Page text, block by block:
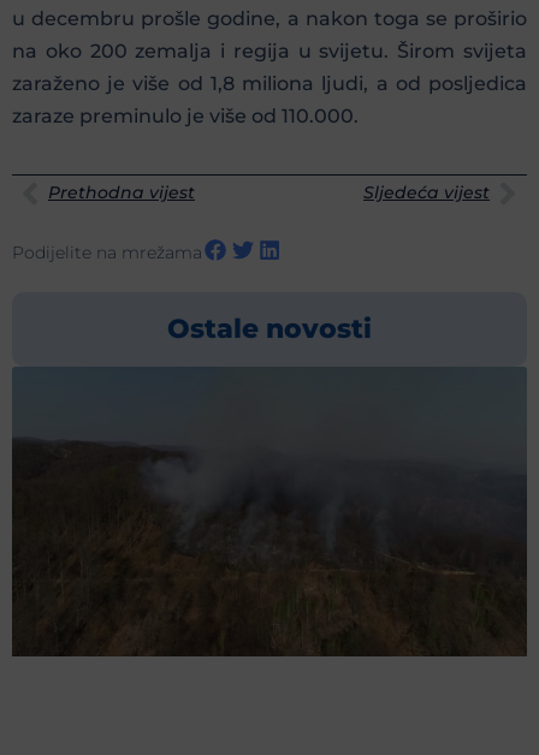
u decembru prošle godine, a nakon toga se proširio
na oko 200 zemalja i regija u svijetu. Širom svijeta
zaraženo je više od 1,8 miliona ljudi, a od posljedica
zaraze preminulo je više od 110.000.
Prethodna vijest Sljedeća vijest
Podijelite na mrežama
Ostale novosti